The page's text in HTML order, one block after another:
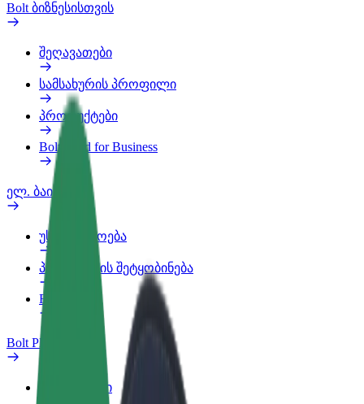
Bolt ბიზნესისთვის
შეღავათები
სამსახურის პროფილი
პროდუქტები
Bolt Food for Business
ელ. ბაიკი
უსაფრთხოება
პრობლემის შეტყობინება
FAQ
Bolt Plus
შეღავათები